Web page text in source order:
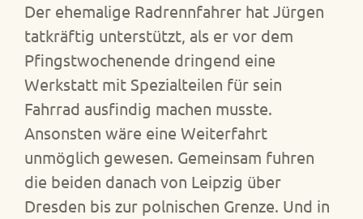
Der ehemalige Radrennfahrer hat Jürgen
tatkräftig unterstützt, als er vor dem
Pfingstwochenende dringend eine
Werkstatt mit Spezialteilen für sein
Fahrrad ausfindig machen musste.
Ansonsten wäre eine Weiterfahrt
unmöglich gewesen. Gemeinsam fuhren
die beiden danach von Leipzig über
Dresden bis zur polnischen Grenze. Und in